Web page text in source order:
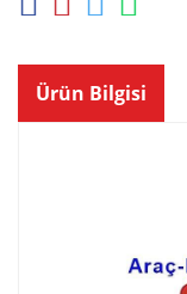
Ürün Bilgisi